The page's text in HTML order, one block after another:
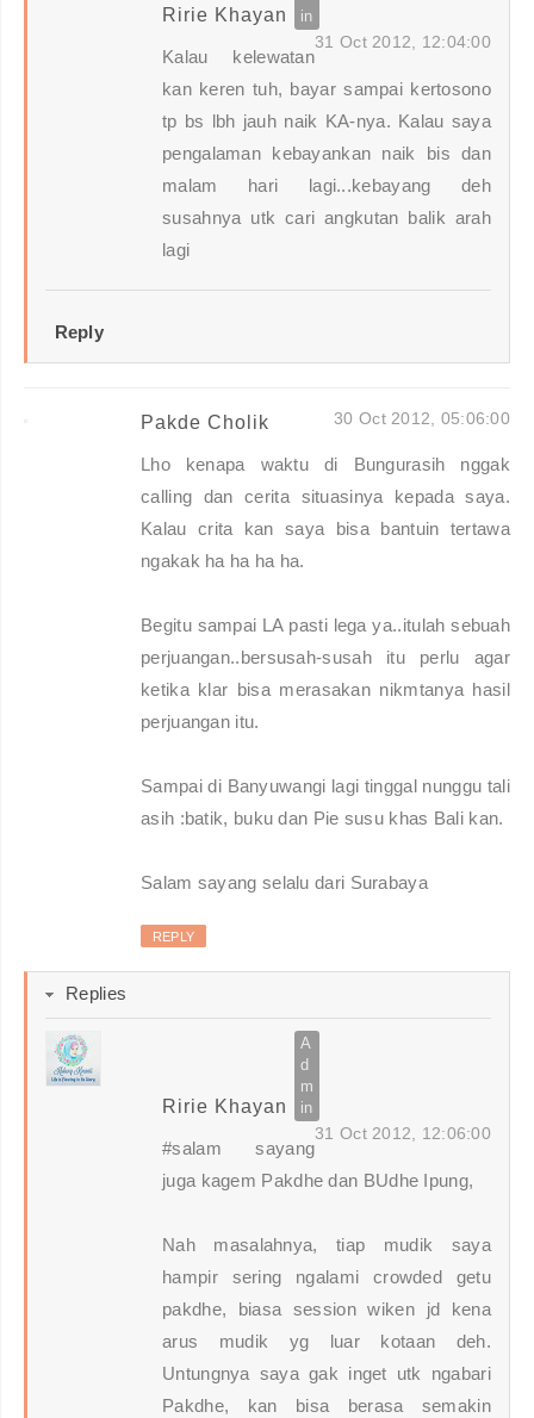
Ririe Khayan
31 Oct 2012, 12:04:00
Kalau kelewatan
kan keren tuh, bayar sampai kertosono
tp bs lbh jauh naik KA-nya. Kalau saya
pengalaman kebayankan naik bis dan
malam hari lagi...kebayang deh
susahnya utk cari angkutan balik arah
lagi
Reply
Pakde Cholik 30 Oct 2012, 05:06:00
Lho kenapa waktu di Bungurasih nggak
calling dan cerita situasinya kepada saya.
Kalau crita kan saya bisa bantuin tertawa
ngakak ha ha ha ha.
Begitu sampai LA pasti lega ya..itulah sebuah
perjuangan..bersusah-susah itu perlu agar
ketika klar bisa merasakan nikmtanya hasil
perjuangan itu.
Sampai di Banyuwangi lagi tinggal nunggu tali
asih :batik, buku dan Pie susu khas Bali kan.
Salam sayang selalu dari Surabaya
REPLY
Replies
Ririe Khayan
31 Oct 2012, 12:06:00
#salam sayang
juga kagem Pakdhe dan BUdhe Ipung,
Nah masalahnya, tiap mudik saya
hampir sering ngalami crowded getu
pakdhe, biasa session wiken jd kena
arus mudik yg luar kotaan deh.
Untungnya saya gak inget utk ngabari
Pakdhe, kan bisa berasa semakin